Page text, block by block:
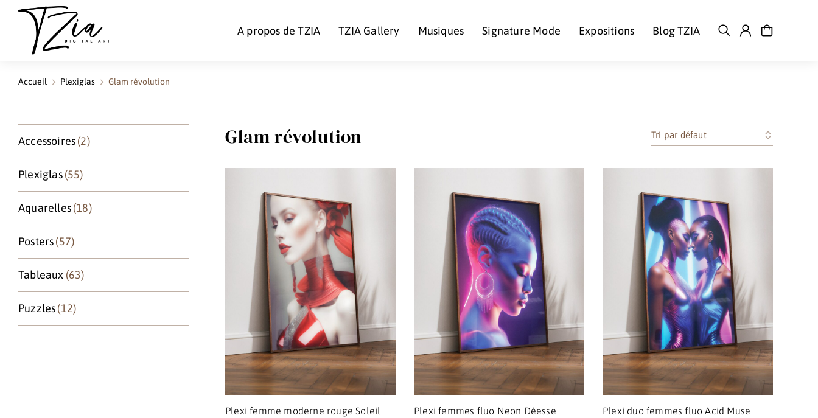
A propos de TZIA TZIA Gallery Musiques Signature Mode Expositions Blog TZIA
Vous êtes ici :
Accueil Plexiglas Glam révolution
Accessoires(2)
Plexiglas(55)
Aquarelles(18)
Posters(57)
Tableaux (63)
Puzzles(12)
Glam révolution
Plexi femme moderne rouge Soleil
Plexi femmes fluo Neon Déesse Plexi duo femmes fluo Acid Muse